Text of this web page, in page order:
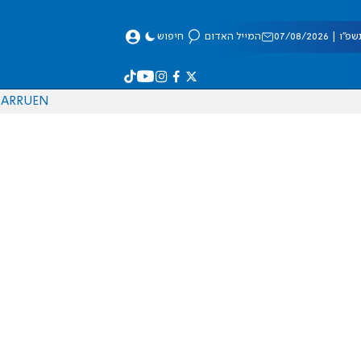
08/2026 המייל האדום חיפוש
EN
RU
AR